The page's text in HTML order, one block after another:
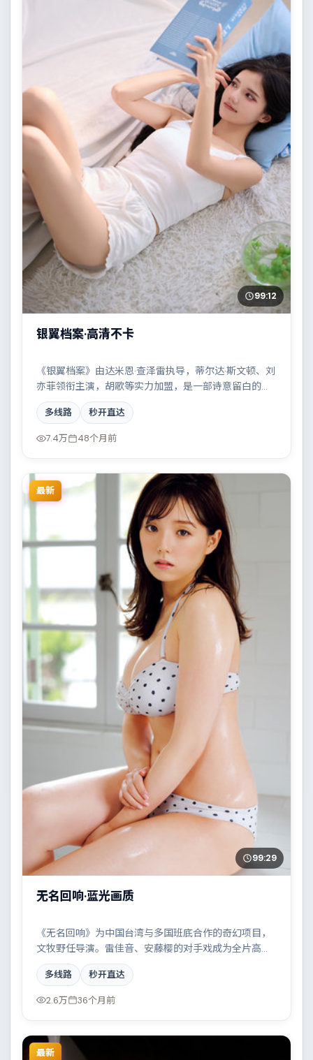
99:12
银翼档案·高清不卡
《银翼档案》由达米恩·查泽雷执导，蒂尔达·斯文顿、刘
亦菲领衔主演，胡歌等实力加盟，是一部诗意留白的科
幻作品。故事主要发生在泰国，小人物在时代洪流中的
抉择令人唏嘘。影片在视听语言与叙事节奏上均有突
破，适合喜欢深度叙事的观众。
多线路 秒开直达
7.4万 48个月前
最新
99:29
无名回响·蓝光画质
《无名回响》为中国台湾与多国班底合作的奇幻项目，
文牧野任导演。雷佳音、安藤樱的对手戏成为全片高
光，边境线上的对峙与谈判扣人心弦。配乐与摄影风格
统一，具备院线质感。
多线路 秒开直达
2.6万 36个月前
最新